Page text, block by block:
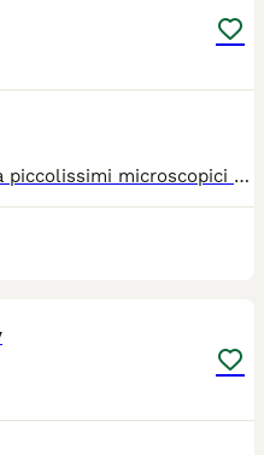
Splendidi cuccioli di chihuahua piccolissimi microscopici rimarranno molto piccoli intorno a 1,2 kg genitori visibili entrambi di mia proprietà papà figlio di campioni nazionali e internazionali molto belli dolci ed equilibrati adatti a tutti disponibili sia maschi che femmine si cedono con sverninazione, vaccino, microchip passaggio di proprietà libretto sanitario Visita veterinaria contatto telefonico 379 1459776 anche whatapp